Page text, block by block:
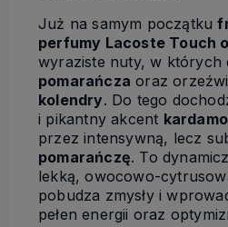
Już na samym początku
perfumy Lacoste Touch
wyraziste nuty, w których
pomarańcza oraz
kolendry. Do tego
i pikantny akcent
przez intensywną, lecz
pomarańczę. To
lekką, owocowo-
pobudza zmysły i
pełen energii oraz